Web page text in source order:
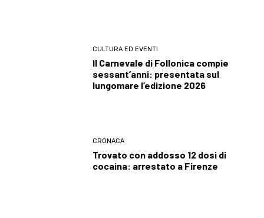
CULTURA ED EVENTI
Il Carnevale di Follonica compie
sessant’anni: presentata sul
lungomare l’edizione 2026
CRONACA
Trovato con addosso 12 dosi di
cocaina: arrestato a Firenze